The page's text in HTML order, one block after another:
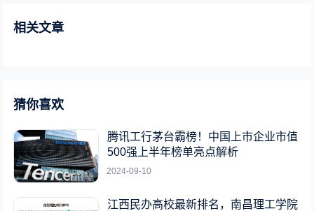
相关文章
猜你喜欢
腾讯工行茅台霸榜！中国上市企业市值
500强上半年榜单亮点解析
2024-09-10
江西民办高校最新排名，南昌理工学院